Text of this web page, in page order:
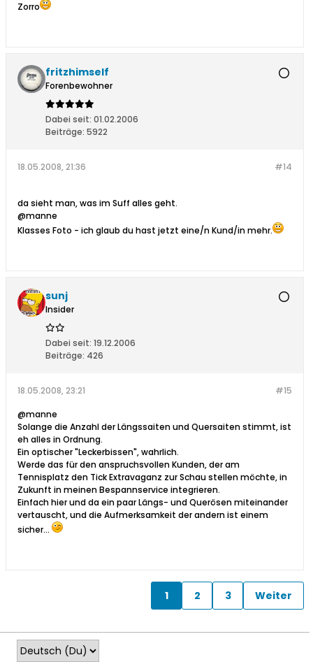
Zorro
fritzhimself
Forenbewohner
Dabei seit: 01.02.2006
Beiträge: 5922
#14
18.05.2008, 21:36
da sieht man, was im Suff alles geht.
@manne
Klasses Foto - ich glaub du hast jetzt eine/n Kund/in mehr.
sunj
Insider
Dabei seit: 19.12.2006
Beiträge: 426
#15
18.05.2008, 23:21
@manne
Solange die Anzahl der Längssaiten und Quersaiten stimmt, ist
eh alles in Ordnung.
Ein optischer "Leckerbissen", wahrlich.
Werde das für den anspruchsvollen Kunden, der am
Tennisplatz den Tick Extravaganz zur Schau stellen möchte, in
Zukunft in meinen Bespannservice integrieren.
Einfach hier und da ein paar Längs- und Querösen miteinander
vertauscht, und die Aufmerksamkeit der andern ist einem
sicher...
1 2 3 Weiter